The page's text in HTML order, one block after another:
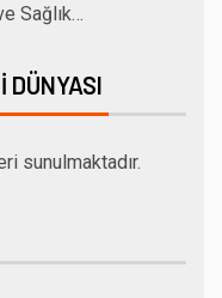
Sağlık…
DÜNYASI
sunulmaktadır.